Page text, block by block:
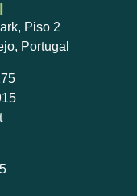
Piso 2
Portugal